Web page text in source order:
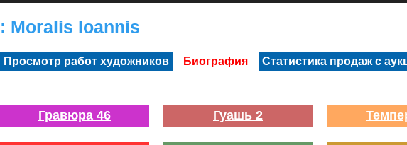
: Moralis Ioannis
Просмотр работ художников Биография Статистика продаж с
Гравюра 46 Гуашь 2